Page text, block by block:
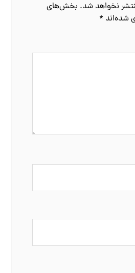
نخواهد شد. بخش‌های
شده‌اند *